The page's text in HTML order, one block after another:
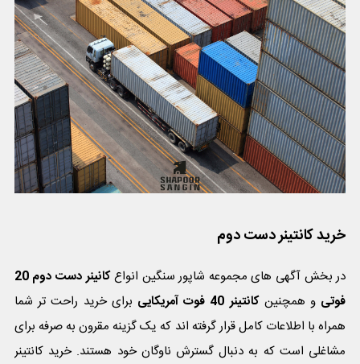
خرید کانتینر دست دوم
در بخش آگهی های مجموعه شاپور سنگین انواع
کانینر دست دوم 20
فوتیو همچنینکانتینر 40 فوت آمریکایی
برای خرید راحت تر شما
همراه با اطلاعات کامل قرار گرفته اند که یک گزینه مقرون به صرفه برای
مشاغلی است که به دنبال گسترش ناوگان خود هستند. خرید کانتینر